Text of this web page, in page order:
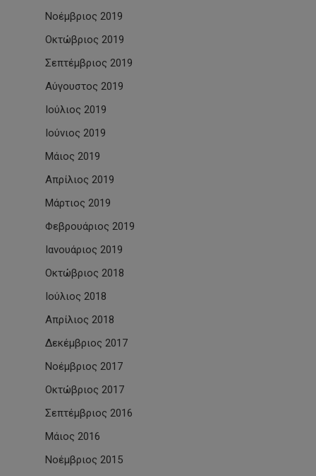
Νοέμβριος 2019
Οκτώβριος 2019
Σεπτέμβριος 2019
Αύγουστος 2019
Ιούλιος 2019
Ιούνιος 2019
Μάιος 2019
Απρίλιος 2019
Μάρτιος 2019
Φεβρουάριος 2019
Ιανουάριος 2019
Οκτώβριος 2018
Ιούλιος 2018
Απρίλιος 2018
Δεκέμβριος 2017
Νοέμβριος 2017
Οκτώβριος 2017
Σεπτέμβριος 2016
Μάιος 2016
Νοέμβριος 2015